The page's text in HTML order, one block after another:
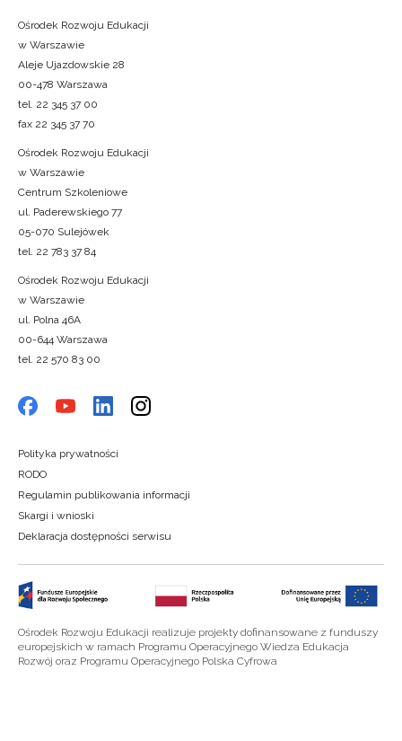
Ośrodek Rozwoju Edukacji
w Warszawie
Aleje Ujazdowskie 28
00-478 Warszawa
tel. 22 345 37 00
fax 22 345 37 70
Ośrodek Rozwoju Edukacji
w Warszawie
Centrum Szkoleniowe
ul. Paderewskiego 77
05-070 Sulejówek
tel. 22 783 37 84
Ośrodek Rozwoju Edukacji
w Warszawie
ul. Polna 46A
00-644 Warszawa
tel. 22 570 83 00
Polityka prywatności
RODO
Regulamin publikowania informacji
Skargi i wnioski
Deklaracja dostępności serwisu
Ośrodek Rozwoju Edukacji realizuje projekty dofinansowane z funduszy
europejskich w ramach Programu Operacyjnego Wiedza Edukacja
Rozwój oraz Programu Operacyjnego Polska Cyfrowa